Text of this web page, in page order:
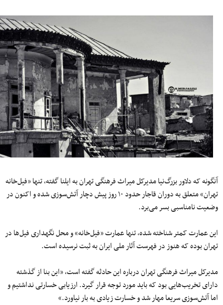
آنگونه که دلاور بزرگ‌نیا مدیرکل میراث فرهنگی تهران به ایلنا گفته، تنها «فیل‌خانه
تهران» متعلق به دوران قاجار حدود ۱۰ روز پیش دچار آتش‌سوزی شده و اکنون در
وضعیت نامناسبی بسر می‌برد.
این عمارت کمتر‌ شناخته شده‌، تنها عمارت «فیل‌خانه» و محل نگهداری فیل‌ها در
تهران بوده که هنوز در فهرست آثار ملی ایران به ثبت نرسیده است.
مدیرکل میراث فرهنگی تهران درباره این حادثه گفته است، «این بنا از گذشته
دارای تخریب‌هایی بود که باید مورد توجه قرار گیرد. ارزیابی خسارتی نداشتیم و
اما آتش‌سوزی سریعا مهار شد و خسارت زیادی به بار نیاورد.»